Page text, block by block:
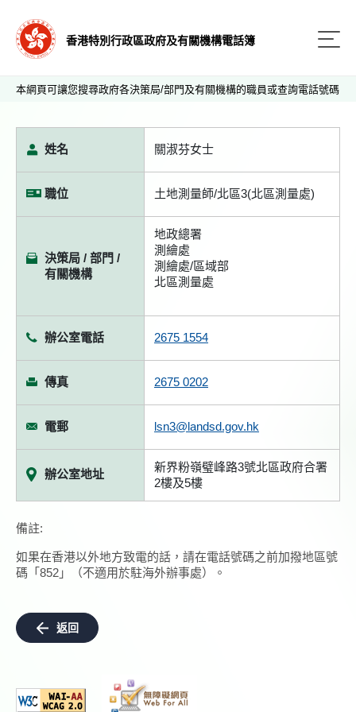
香港特別行政區政府及有關機構電話簿
本網頁可讓您搜尋政府各決策局/部門及有關機構的職員或查詢電話號碼
姓名 關淑芬女士
職位 土地測量師/北區3(北區測量處)
決策局 / 部門 /
有關機構
地政總署
測繪處
測繪處/區域部
北區測量處
辦公室電話 2675 1554
傳真 2675 0202
電郵 lsn3@landsd.gov.hk
辦公室地址
新界粉嶺璧峰路3號北區政府合署
2樓及5樓
備註:
如果在香港以外地方致電的話，請在電話號碼之前加撥地區號
碼「852」（不適用於駐海外辦事處）。
返回